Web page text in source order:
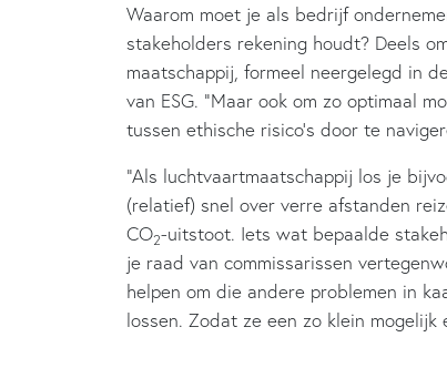
Waarom moet je als bedrijf
stakeholders rekening houdt? Deels
maatschappij, formeel neergelegd in
van ESG. “Maar ook om zo optimaal
tussen ethische risico’s door te
“Als luchtvaartmaatschappij los je
(relatief) snel over verre afstanden
CO2-uitstoot. Iets wat bepaalde
je raad van commissarissen
helpen om die andere problemen in
lossen. Zodat ze een zo klein